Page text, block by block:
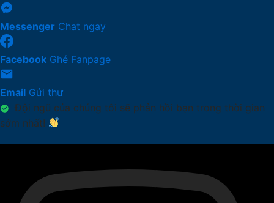
Messenger Chat ngay
Facebook Ghé Fanpage
Email Gửi thư
Đội ngũ của chúng tôi sẽ phản hồi bạn trong thời gian
sớm nhất!